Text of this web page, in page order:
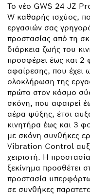
Το νέο GWS 24 JZ
W καθαρής ισχύος,
εργασιών σας
προστασίας από τη
διάρκεια ζωής του
προσφέρει έως και 2
αφαίρεσης, που έχει
ολοκλήρωση της
πρώτο στον κόσμο
σκόνη, που αφαιρεί
αέρα ψύξης, έτσι
κινητήρα έως και 3
με σκόνη συνθήκες
Vibration Control
χειριστή. Η
ξεκίνημα προσθέτει
προστασία
σε συνθήκες